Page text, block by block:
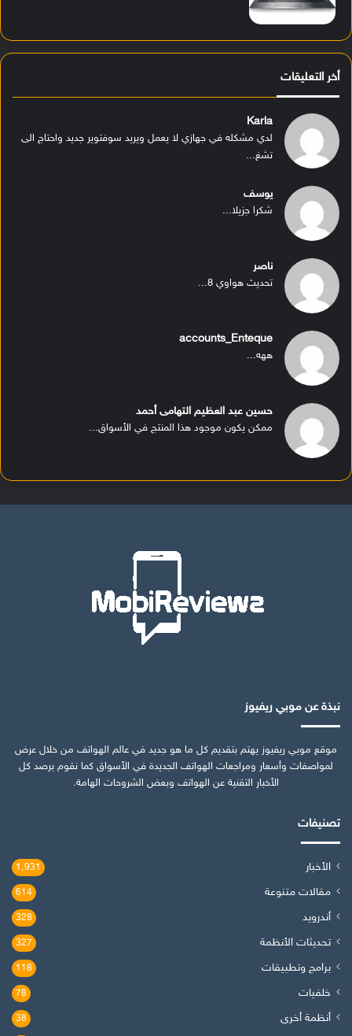
أخر التعليقات
Karla
لدي مشكله في جهازي لا يعمل ويريد سوفتوير جديد واحتاج الى
تشغ...
يوسف
شكرا جزيلا...
ناصر
تحديث هواوي 8...
accounts_Enteque
ههه...
حسين عبد العظيم التهامى أحمد
ممكن يكون موجود هذا المنتج في الأسواق...
نبذة عن موبي ريفيوز
موقع موبي ريفيوز يهتم بتقديم كل ما هو جديد في عالم الهواتف من خلال عرض
لمواصفات وأسعار ومراجعات الهواتف الجديدة في الأسواق كما نقوم برصد كل
الأخبار التقنية عن الهواتف وبعض الشروحات الهامة.
تصنيفات
الأخبار 1٬931
مقالات متنوعة 614
أندرويد 328
تحديثات الأنظمة 327
برامج وتطبيقات 118
خلفيات 78
أنظمة أخرى 38